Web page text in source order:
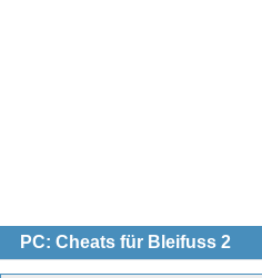
PC: Cheats für Bleifuss 2